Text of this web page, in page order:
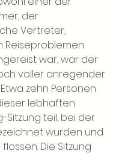
der
Vertreter,
Reiseproblemen
war, war der
voller anregender
zehn Personen
lebhaften
Sitzung teil, bei der
wurden und
Die Sitzung